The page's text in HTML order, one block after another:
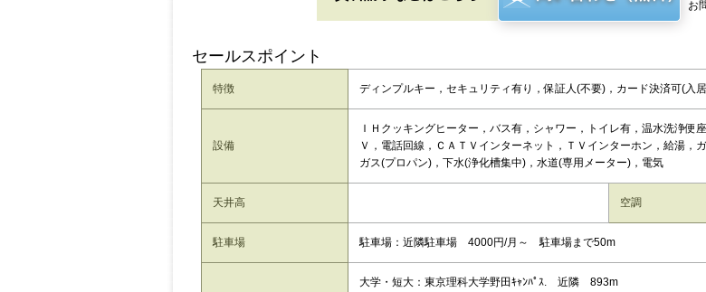
お
セールスポイント
特徴 ディンプルキー，セキュリティ有り，保証人(不要)，カード決済可(入
設備
ＩＨクッキングヒーター，バス有，シャワー，トイレ有，温水洗浄便
Ｖ，電話回線，ＣＡＴＶインターネット，ＴＶインターホン，給湯，
ガス(プロパン)，下水(浄化槽集中)，水道(専用メーター)，電気
天井高 空調
駐車場 駐車場：近隣駐車場 4000円/月～ 駐車場まで50m
大学・短大：東京理科大学野田ｷｬﾝﾊﾟｽ. 近隣 893m